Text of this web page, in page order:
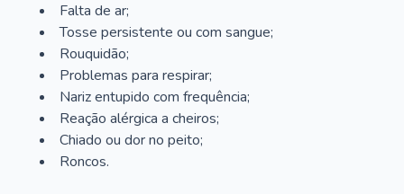
Falta de ar;
Tosse persistente ou com sangue;
Rouquidão;
Problemas para respirar;
Nariz entupido com frequência;
Reação alérgica a cheiros;
Chiado ou dor no peito;
Roncos.